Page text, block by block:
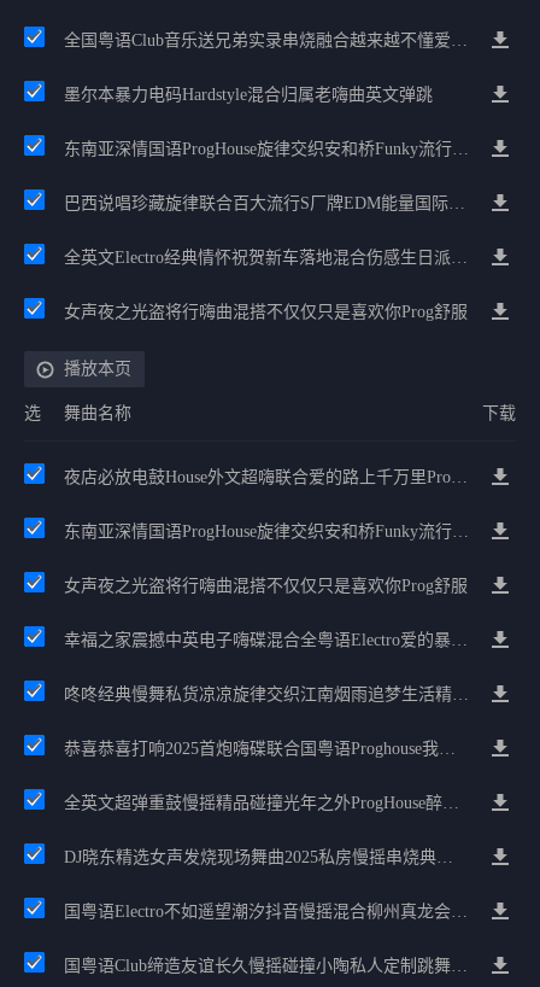
全国粤语Club音乐送兄弟实录串烧融合越来越不懂爱的哲学遗憾专辑
墨尔本暴力电码Hardstyle混合归属老嗨曲英文弹跳
东南亚深情国语ProgHouse旋律交织安和桥Funky流行情怀串烧
巴西说唱珍藏旋律联合百大流行S厂牌EDM能量国际电音串烧
全英文Electro经典情怀祝贺新车落地混合伤感生日派对中文Club串烧
女声夜之光盗将行嗨曲混搭不仅仅只是喜欢你Prog舒服
播放本页
选 舞曲名称 下载
夜店必放电鼓House外文超嗨联合爱的路上千万里Prog包房漫步上头
东南亚深情国语ProgHouse旋律交织安和桥Funky流行情怀串烧
女声夜之光盗将行嗨曲混搭不仅仅只是喜欢你Prog舒服
幸福之家震撼中英电子嗨碟混合全粤语Electro爱的暴风雨广州雄雄精选
咚咚经典慢舞私货凉凉旋律交织江南烟雨追梦生活精选串烧
恭喜恭喜打响2025首炮嗨碟联合国粤语Proghouse我要怎么说我不爱你
全英文超弹重鼓慢摇精品碰撞光年之外ProgHouse醉美抒情节奏
DJ晓东精选女声发烧现场舞曲2025私房慢摇串烧典藏版
国粤语Electro不如遥望潮汐抖音慢摇混合柳州真龙会K吧小厅小康混音
国粤语Club缔造友谊长久慢摇碰撞小陶私人定制跳舞大碟